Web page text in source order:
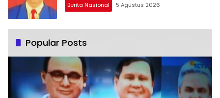
Berita Nasional 5 Agustus 2026
Popular Posts